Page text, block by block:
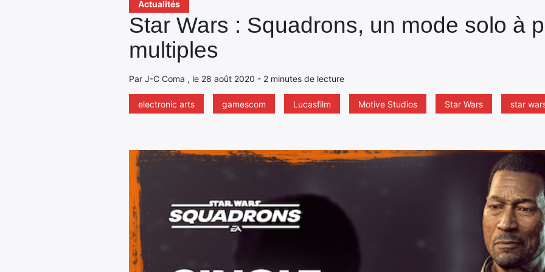
Actualités
Star Wars : Squadrons, un mode solo à
multiples
Par J-C Coma , le 28 août 2020 - 2 minutes de lecture
electronic arts gamescom Lucasfilm Motive Studios Star Wars star